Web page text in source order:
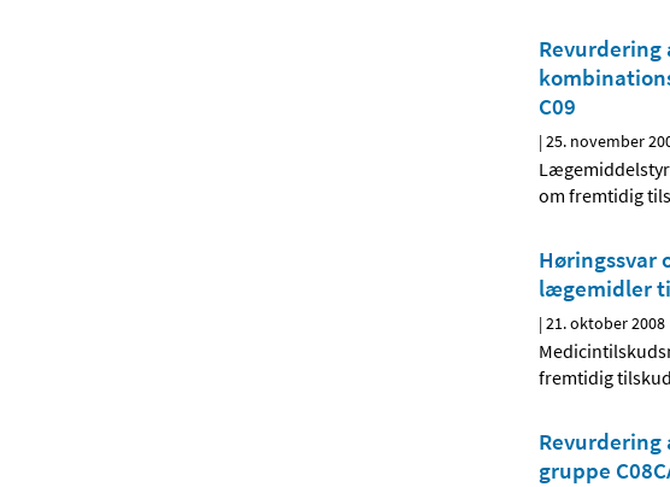
Revurdering
C09
|25. november
om fremtidig
Høringssvar
lægemidler
|21. oktober 2008
fremtidig
Revurdering
gruppe